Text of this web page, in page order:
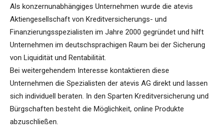
Als konzernunabhängiges Unternehmen wurde die atevis
Aktiengesellschaft von Kreditversicherungs- und
Finanzierungsspezialisten im Jahre 2000 gegründet und hilft
Unternehmen im deutschsprachigen Raum bei der Sicherung
von Liquidität und Rentabilität.
Bei weitergehendem Interesse kontaktieren diese
Unternehmen die Spezialisten der atevis AG direkt und lassen
sich individuell beraten. In den Sparten Kreditversicherung und
Bürgschaften besteht die Möglichkeit, online Produkte
abzuschließen.